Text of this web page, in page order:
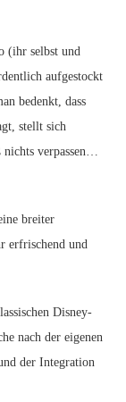
(ihr selbst und
aufgestockt
bedenkt, dass
stellt sich
verpassen…
breiter
erfrischend und
Disney-
nach der eigenen
der Integration